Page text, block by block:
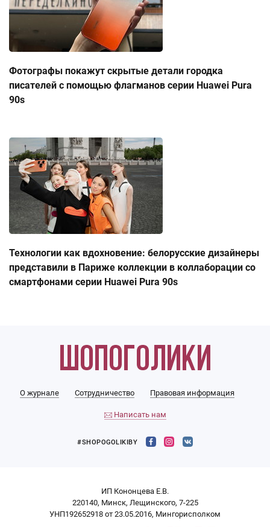
Фотографы покажут скрытые детали городка
писателей с помощью флагманов серии Huawei Pura
90s
Технологии как вдохновение: белорусские дизайнеры
представили в Париже коллекции в коллаборации со
смартфонами серии Huawei Pura 90s
О журнале Сотрудничество Правовая информация
Написать нам
#SHOPOGOLIKIBY
ИП Кононцева Е.В.
220140, Минск, Лещинского, 7-225
УНП192652918 от 23.05.2016, Мингорисполком